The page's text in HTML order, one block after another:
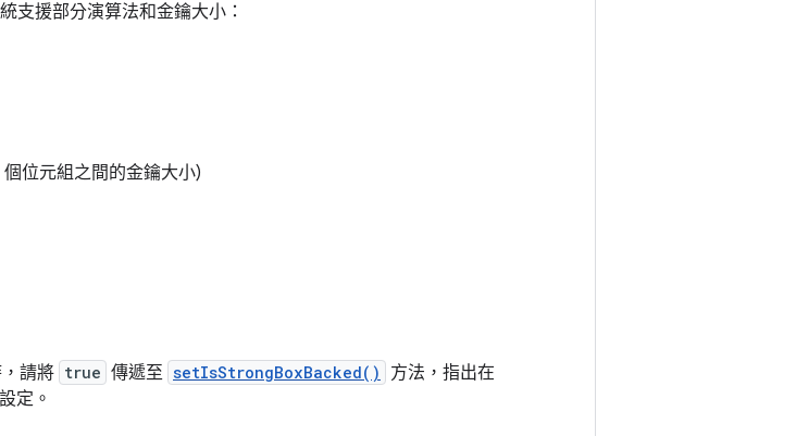
支援部分演算法和金鑰大小：
位元組之間的金鑰大小)
請將 true 傳遞至 setIsStrongBoxBacked()
方法，指出在
定。